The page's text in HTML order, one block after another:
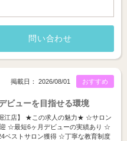
問い合わせ
おすすめ
掲載日： 2026/08/01
ビューを目指せる環境
堀江店】 ★この求人の魅力★ ☆サロン
☆最短6ヶ月デビューの実績あり ☆
ベストサロン獲得 ☆丁寧な教育制度